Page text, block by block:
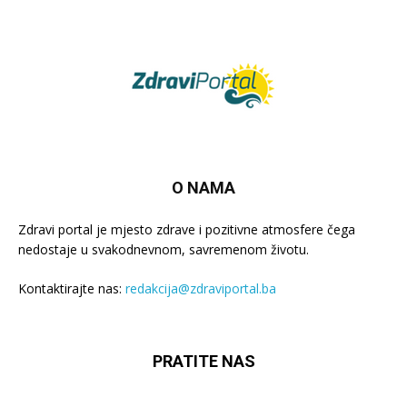
O NAMA
Zdravi portal je mjesto zdrave i pozitivne atmosfere čega
nedostaje u svakodnevnom, savremenom životu.
Kontaktirajte nas: redakcija@zdraviportal.ba
PRATITE NAS